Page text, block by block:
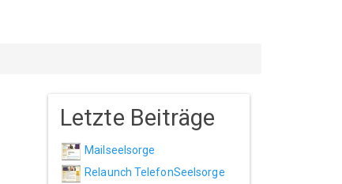
Letzte Beiträge
Mailseelsorge
Relaunch TelefonSeelsorge